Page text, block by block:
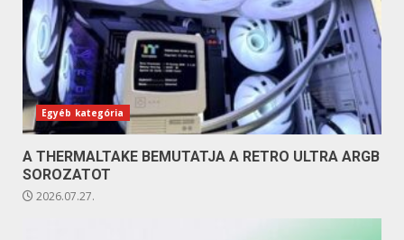
Egyéb kategória
A THERMALTAKE BEMUTATJA A RETRO ULTRA ARGB
SOROZATOT
2026.07.27.